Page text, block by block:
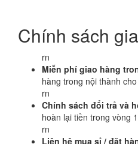
Chính sách
rn
Miễn phí giao hàng
hàng trong nội thành
rn
Chính sách đổi trả và
hoàn lại tiền trong vòng
rn
Liên hệ mua sỉ / đặt